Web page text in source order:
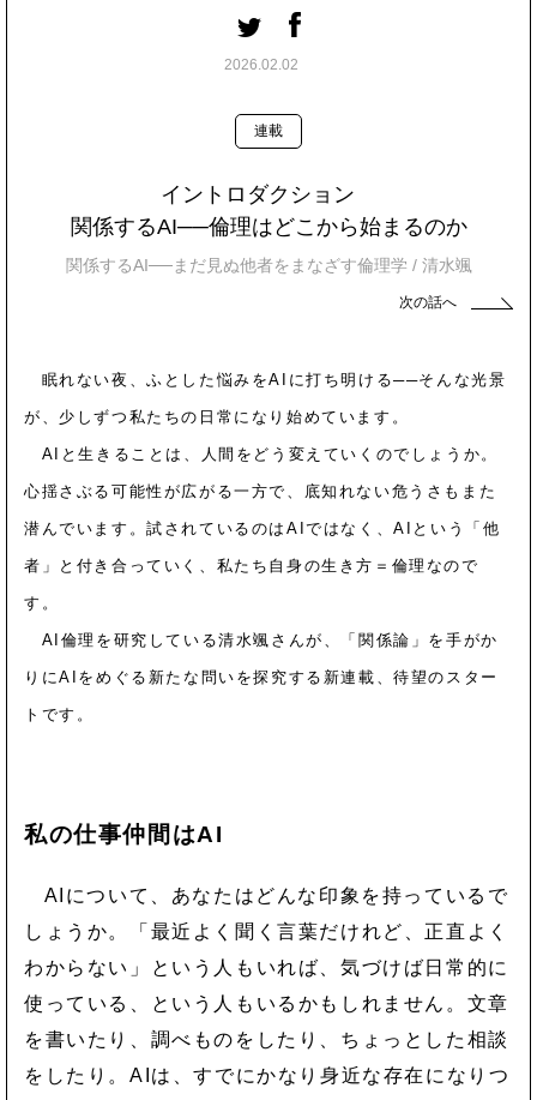
2026.02.02
連載
イントロダクション
関係するAI──倫理はどこから始まるのか
関係するAI──まだ見ぬ他者をまなざす倫理学 / 清水颯
次の話へ
眠れない夜、ふとした悩みをAIに打ち明ける──そんな光景
が、少しずつ私たちの日常になり始めています。
AI と生きることは、人間をどう変えていくのでしょうか。
心揺さぶる可能性が広がる一方で、底知れない危うさもまた
潜んでいます。試されているのは AIではなく、AIという「他
者」と付き合っていく、私たち自身の生き方＝倫理なので
す。
AI倫理を研究している清水颯さんが、「関係論」を手がか
りにAI をめぐる新たな問いを探究する新連載、待望のスター
トです。
私の仕事仲間はAI
AIについて、あなたはどんな印象を持っているで
しょうか。「最近よく聞く言葉だけれど、正直よく
わからない」という人もいれば、気づけば日常的に
使っている、という人もいるかもしれません。文章
を書いたり、調べものをしたり、ちょっとした相談
をしたり。AIは、すでにかなり身近な存在になりつ